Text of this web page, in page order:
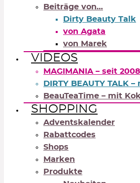
Beiträge von…
Dirty Beauty Talk
von Agata
von Marek
VIDEOS
MAGIMANIA – seit 2008
DIRTY BEAUTY TALK
BeauTeaTime – mit
SHOPPING
Adventskalender
Rabattcodes
Shops
Marken
Produkte